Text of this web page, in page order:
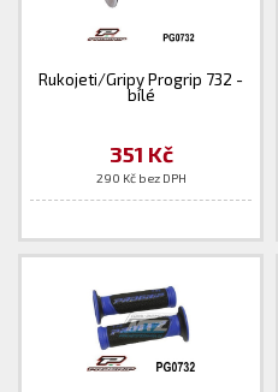
Rukojeti/Gripy Progrip 732 -
bílé
351 Kč
290 Kč bez DPH